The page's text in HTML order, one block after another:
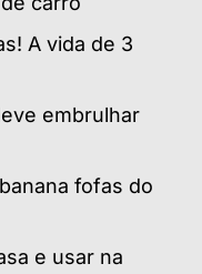
A vida de 3
embrulhar
fofas do
e usar na